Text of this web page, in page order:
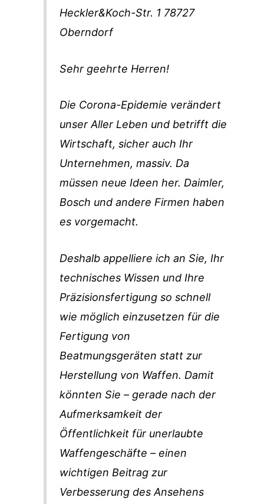
Heckler&Koch-Str. 1 78727
Oberndorf
Sehr geehrte Herren!
Die Corona-Epidemie verändert
unser Aller Leben und betrifft die
Wirtschaft, sicher auch Ihr
Unternehmen, massiv. Da
müssen neue Ideen her. Daimler,
Bosch und andere Firmen haben
es vorgemacht.
Deshalb appelliere ich an Sie, Ihr
technisches Wissen und Ihre
Präzisionsfertigung so schnell
wie möglich einzusetzen für die
Fertigung von
Beatmungsgeräten statt zur
Herstellung von Waffen. Damit
könnten Sie – gerade nach der
Aufmerksamkeit der
Öffentlichkeit für unerlaubte
Waffengeschäfte – einen
wichtigen Beitrag zur
Verbesserung des Ansehens